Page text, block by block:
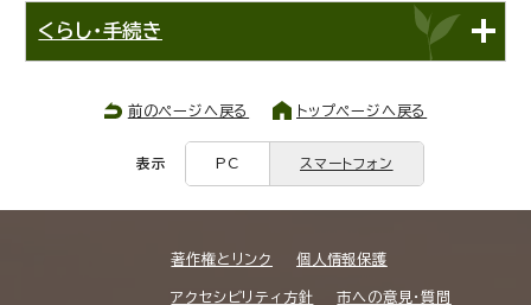
くらし・手続き
前のページへ戻る トップページへ戻る
表示 PC スマートフォン
著作権とリンク 個人情報保護
アクセシビリティ方針 市への意見・質問